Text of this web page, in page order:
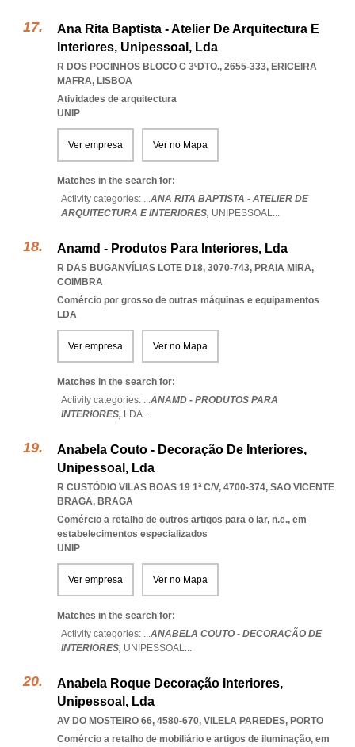
Ana Rita Baptista - Atelier De Arquitectura E
Interiores, Unipessoal, Lda
R DOS POCINHOS BLOCO C 3ºDTO., 2655-333, ERICEIRA
MAFRA, LISBOA
Atividades de arquitectura
UNIP
Ver empresa Ver no Mapa
Matches in the search for:
Activity categories: ...ANA RITA BAPTISTA - ATELIER DE
ARQUITECTURA E INTERIORES, UNIPESSOAL...
Anamd - Produtos Para Interiores, Lda
R DAS BUGANVÍLIAS LOTE D18, 3070-743, PRAIA MIRA,
COIMBRA
Comércio por grosso de outras máquinas e equipamentos
LDA
Ver empresa Ver no Mapa
Matches in the search for:
Activity categories: ...ANAMD - PRODUTOS PARA
INTERIORES, LDA...
Anabela Couto - Decoração De Interiores,
Unipessoal, Lda
R CUSTÓDIO VILAS BOAS 19 1ª C/V, 4700-374, SAO VICENTE
BRAGA, BRAGA
Comércio a retalho de outros artigos para o lar, n.e., em
estabelecimentos especializados
UNIP
Ver empresa Ver no Mapa
Matches in the search for:
Activity categories: ...ANABELA COUTO - DECORAÇÃO DE
INTERIORES, UNIPESSOAL...
Anabela Roque Decoração Interiores,
Unipessoal, Lda
AV DO MOSTEIRO 66, 4580-670, VILELA PAREDES, PORTO
Comércio a retalho de mobiliário e artigos de iluminação, em